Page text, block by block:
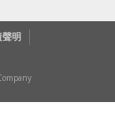
聲明